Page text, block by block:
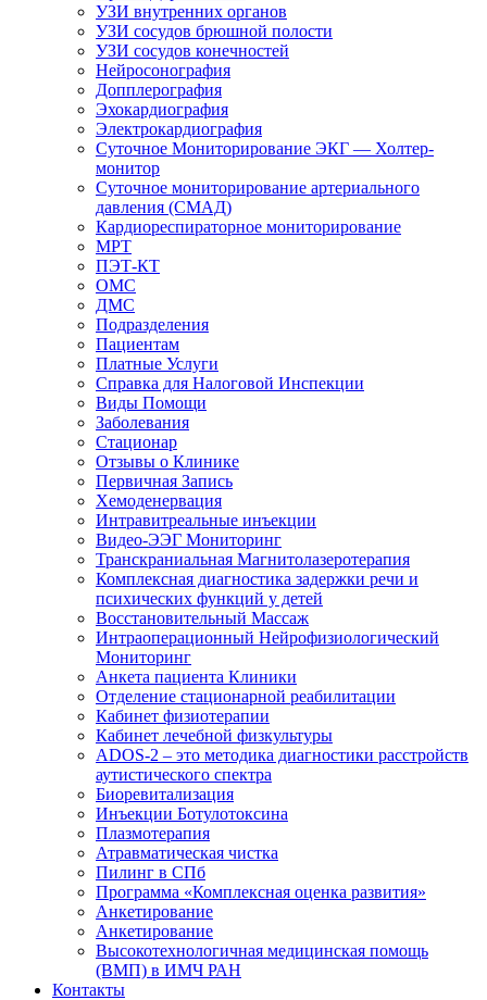
УЗИ внутренних органов
УЗИ сосудов брюшной полости
УЗИ сосудов конечностей
Нейросонография
Допплерография
Эхокардиография
Электрокардиография
Суточное Мониторирование ЭКГ — Холтер-
монитор
Суточное мониторирование артериального
давления (СМАД)
Кардиореспираторное мониторирование
МРТ
ПЭТ-КТ
ОМС
ДМС
Подразделения
Пациентам
Платные Услуги
Справка для Налоговой Инспекции
Виды Помощи
Заболевания
Стационар
Отзывы о Клинике
Первичная Запись
Хемоденервация
Интравитреальные инъекции
Видео-ЭЭГ Мониторинг
Транскраниальная Магнитолазеротерапия
Комплексная диагностика задержки речи и
психических функций у детей
Восстановительный Массаж
Интраоперационный Нейрофизиологический
Мониторинг
Анкета пациента Клиники
Отделение стационарной реабилитации
Кабинет физиотерапии
Кабинет лечебной физкультуры
ADOS-2 – это методика диагностики расстройств
аутистического спектра
Биоревитализация
Инъекции Ботулотоксина
Плазмотерапия
Атравматическая чистка
Пилинг в СПб
Программа «Комплексная оценка развития»
Анкетирование
Анкетирование
Высокотехнологичная медицинская помощь
(ВМП) в ИМЧ РАН
Контакты